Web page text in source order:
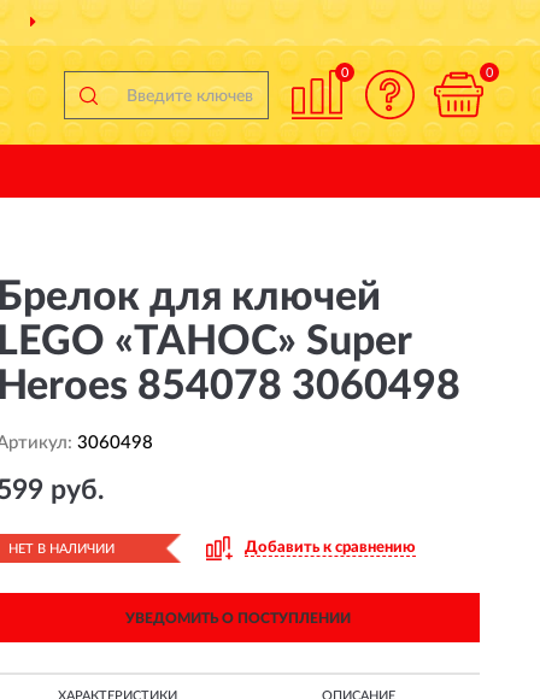
ПОЛНЫЙ АССОРТИМЕНТ БРЕНДА
0 0
для ключей
«ТАНОС» Super
854078 3060498
3060498
руб.
НЕТ В НАЛИЧИИ Добавить к сравнению
УВЕДОМИТЬ О ПОСТУПЛЕНИИ
ХАРАКТЕРИСТИКИ ОПИСАНИЕ